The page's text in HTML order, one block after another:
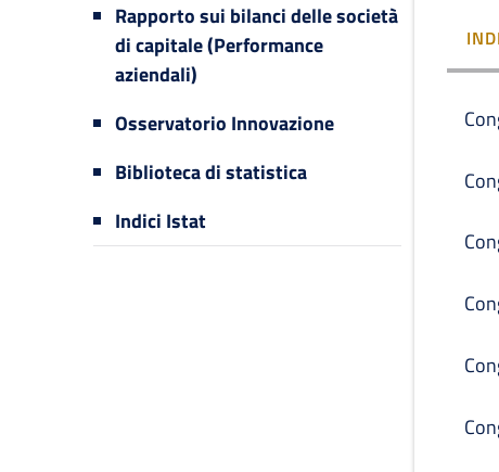
Rapporto sui bilanci delle società
di capitale (Performance
aziendali)
Osservatorio Innovazione
Biblioteca di statistica
Indici Istat